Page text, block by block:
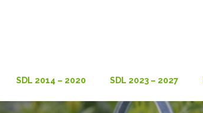
SDL 2014 – 2020 SDL 2023 – 2027